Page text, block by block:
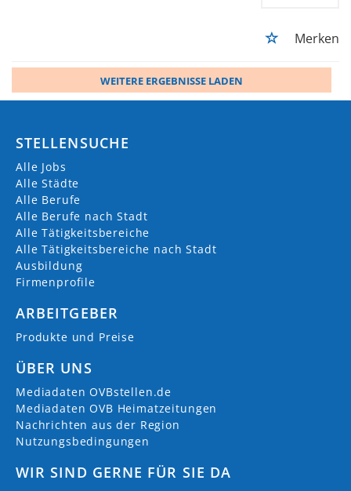
Merken
WEITERE ERGEBNISSE LADEN
STELLENSUCHE
Alle Jobs
Alle Städte
Alle Berufe
Alle Berufe nach Stadt
Alle Tätigkeitsbereiche
Alle Tätigkeitsbereiche nach Stadt
Ausbildung
Firmenprofile
ARBEITGEBER
Produkte und Preise
ÜBER UNS
Mediadaten OVBstellen.de
Mediadaten OVB Heimatzeitungen
Nachrichten aus der Region
Nutzungsbedingungen
WIR SIND GERNE FÜR SIE DA